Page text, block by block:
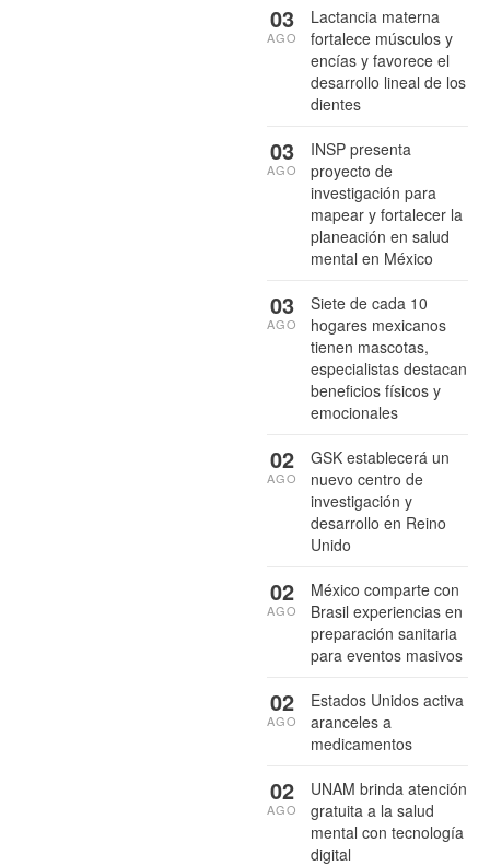
Lactancia materna
fortalece músculos y
encías y favorece el
desarrollo lineal de los
dientes
03
AGO
INSP presenta
proyecto de
investigación para
mapear y fortalecer la
planeación en salud
mental en México
03
AGO
Siete de cada 10
hogares mexicanos
tienen mascotas,
especialistas destacan
beneficios físicos y
emocionales
03
AGO
GSK establecerá un
nuevo centro de
investigación y
desarrollo en Reino
Unido
02
AGO
México comparte con
Brasil experiencias en
preparación sanitaria
para eventos masivos
02
AGO
Estados Unidos activa
aranceles a
medicamentos
02
AGO
UNAM brinda atención
gratuita a la salud
mental con tecnología
digital
02
AGO